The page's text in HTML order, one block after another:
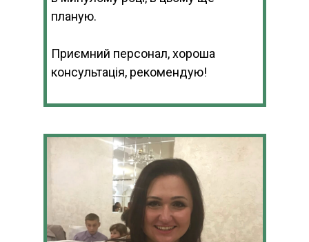
планую.
Приємний персонал, хороша
консультація, рекомендую!